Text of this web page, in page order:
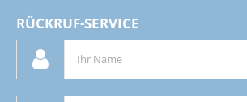
RÜCKRUF-SERVICE